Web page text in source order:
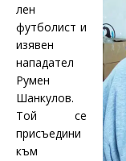
лен
футболист и
изявен
нападател
Румен
Шанкулов.
Той се
присъедини
към